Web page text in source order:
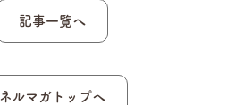
記事一覧へ
ネルマガトップへ